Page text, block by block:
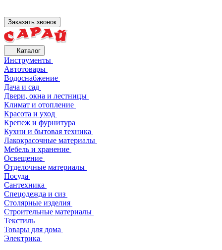
Заказать звонок
Каталог
Инструменты
Автотовары
Водоснабжение
Дача и сад
Двери, окна и лестницы
Климат и отопление
Красота и уход
Крепеж и фурнитура
Кухни и бытовая техника
Лакокрасочные материалы
Мебель и хранение
Освещение
Отделочные материалы
Посуда
Сантехника
Спецодежда и сиз
Столярные изделия
Строительные материалы
Текстиль
Товары для дома
Электрика